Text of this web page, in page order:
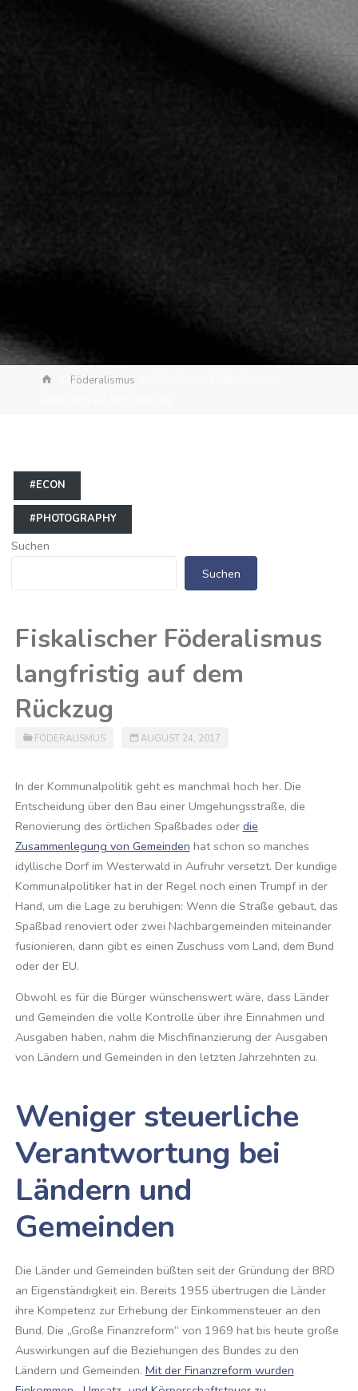
StartFöderalismus
#ECON
#PHOTOGRAPHY
Suchen
Suchen
Fiskalischer Föderalismus
langfristig auf dem
Rückzug
FÖDERALISMUS AUGUST 24, 2017
In der Kommunalpolitik geht es manchmal hoch her. Die
Entscheidung über den Bau einer Umgehungsstraße, die
Renovierung des örtlichen Spaßbades oder die
Zusammenlegung von Gemeinden hat schon so manches
idyllische Dorf im Westerwald in Aufruhr versetzt. Der kundige
Kommunalpolitiker hat in der Regel noch einen Trumpf in der
Hand, um die Lage zu beruhigen: Wenn die Straße gebaut, das
Spaßbad renoviert oder zwei Nachbargemeinden miteinander
fusionieren, dann gibt es einen Zuschuss vom Land, dem Bund
oder der EU.
Obwohl es für die Bürger wünschenswert wäre, dass Länder
und Gemeinden die volle Kontrolle über ihre Einnahmen und
Ausgaben haben, nahm die Mischfinanzierung der Ausgaben
von Ländern und Gemeinden in den letzten Jahrzehnten zu.
Weniger steuerliche
Verantwortung bei
Ländern und
Gemeinden
Die Länder und Gemeinden büßten seit der Gründung der BRD
an Eigenständigkeit ein. Bereits 1955 übertrugen die Länder
ihre Kompetenz zur Erhebung der Einkommensteuer an den
Bund. Die „Große Finanzreform“ von 1969 hat bis heute große
Auswirkungen auf die Beziehungen des Bundes zu den
Ländern und Gemeinden. Mit der Finanzreform wurden